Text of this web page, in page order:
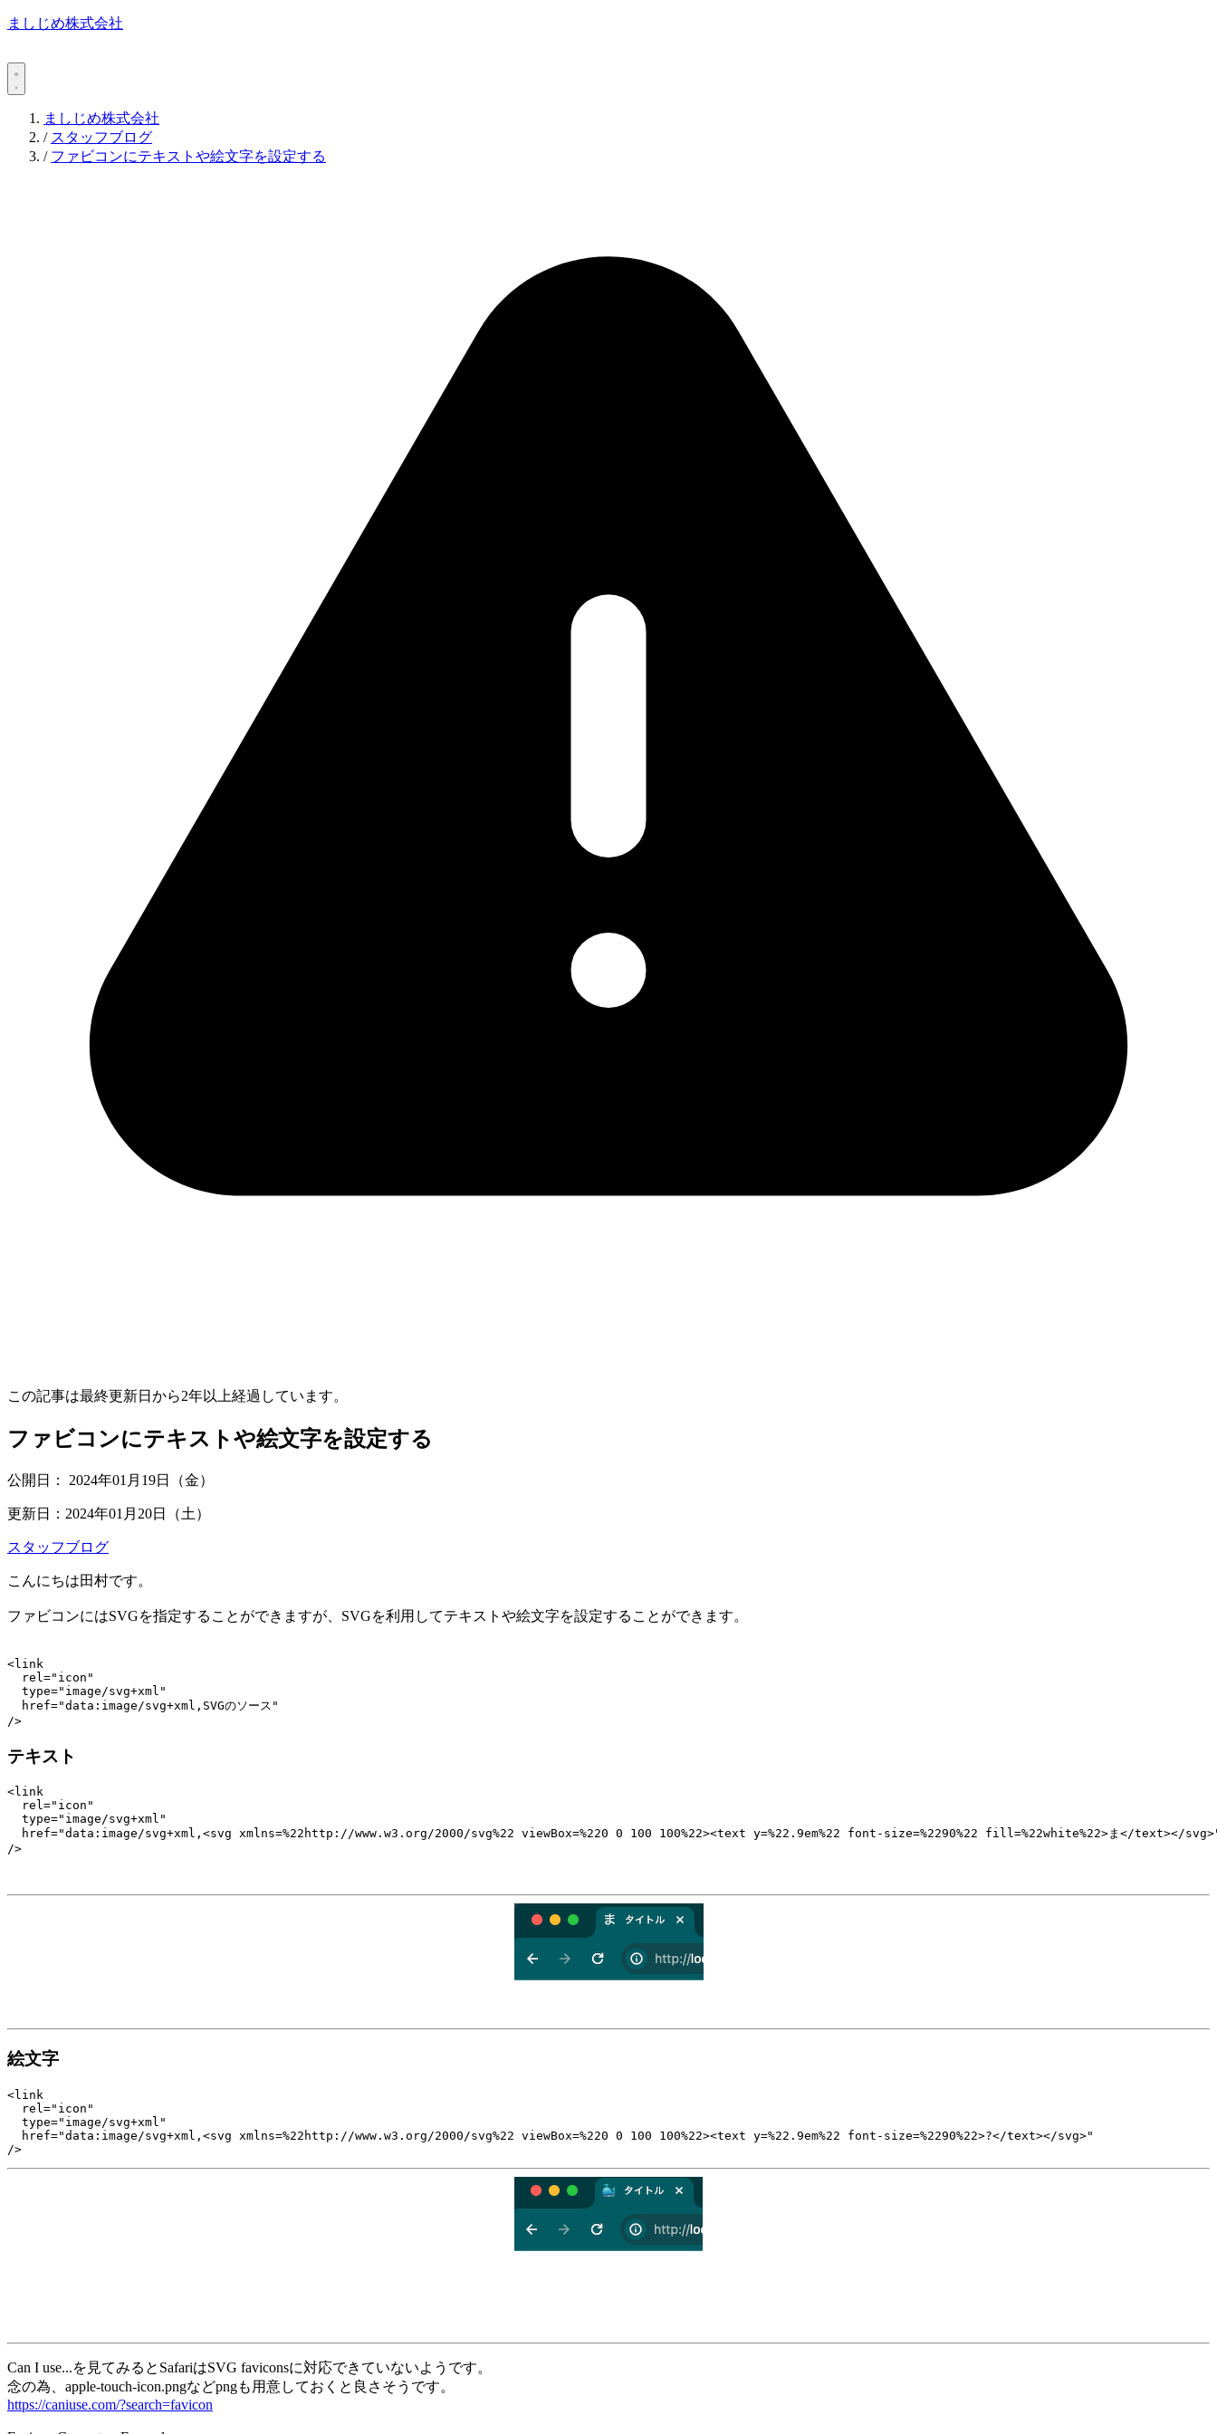
ましじめ株式会社
ましじめ株式会社
/ スタッフブログ
/ ファビコンにテキストや絵文字を設定する
この記事は最終更新日から2年以上経過しています。
ファビコンにテキストや絵文字を設定する
公開日： 2024年01月19日（金）
更新日： 2024年01月20日（土）
スタッフブログ
こんにちは田村です。
ファビコンにはSVGを指定することができますが、SVGを利用してテキストや絵文字を設定することができます。
<link
  rel="icon"
  type="image/svg+xml"
  href="data:image/svg+xml,SVGのソース"
テキスト
<link
  rel="icon"
  type="image/svg+xml"
href="data:image/svg+xml,<svg xmlns=%22http://www.w3.org/2000/svg%22 viewBox=%220 0 100 100%22><text y=%22.9em%22 font-size=%2290%22 fill=%22white%22>ま</text></
/>
絵文字
<link
  rel="icon"
  type="image/svg+xml"
  href="data:image/svg+xml,<svg xmlns=%22http://www.w3.org/2000/svg%22 viewBox=%220 0 100 100%22><text y=%22.9em%22 font-size=%2290%22>?</text></svg>"
/>
Can I use...を見てみるとSafariはSVG faviconsに対応できていないようです。
念の為、apple-touch-icon.pngなどpngも用意しておくと良さそうです。
https://caniuse.com/?search=favicon